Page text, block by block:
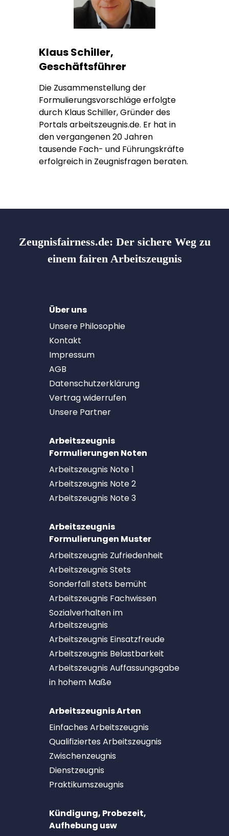
Klaus Schiller,
Geschäftsführer
Die Zusammenstellung der
Formulierungsvorschläge erfolgte
durch Klaus Schiller, Gründer des
Portals arbeitszeugnis.de. Er hat in
den vergangenen 20 Jahren
tausende Fach- und Führungskräfte
erfolgreich in Zeugnisfragen beraten.
Zeugnisfairness.de: Der sichere Weg zu
einem fairen Arbeitszeugnis
Über uns
Unsere Philosophie
Kontakt
Impressum
AGB
Datenschutzerklärung
Vertrag widerrufen
Unsere Partner
Arbeitszeugnis
Formulierungen Noten
Arbeitszeugnis Note 1
Arbeitszeugnis Note 2
Arbeitszeugnis Note 3
Arbeitszeugnis
Formulierungen Muster
Arbeitszeugnis Zufriedenheit
Arbeitszeugnis Stets
Sonderfall stets bemüht
Arbeitszeugnis Fachwissen
Sozialverhalten im
Arbeitszeugnis
Arbeitszeugnis Einsatzfreude
Arbeitszeugnis Belastbarkeit
Arbeitszeugnis Auffassungsgabe
in hohem Maße
Arbeitszeugnis Arten
Einfaches Arbeitszeugnis
Qualifiziertes Arbeitszeugnis
Zwischenzeugnis
Dienstzeugnis
Praktikumszeugnis
Kündigung, Probezeit,
Aufhebung usw